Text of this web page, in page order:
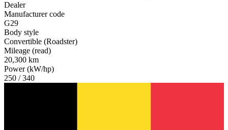
Dealer
Manufacturer code
G29
Body style
Convertible (Roadster)
Mileage (read)
20,300 km
Power (kW/hp)
250 / 340